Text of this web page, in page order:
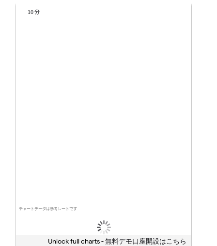
チャートデータは参考レートです
10 分
Unlock full charts -